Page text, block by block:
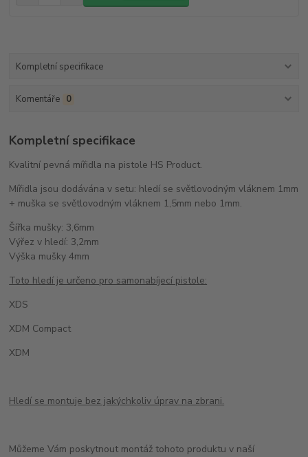
Kompletní specifikace
Komentáře 0
Kompletní specifikace
Kvalitní pevná mířidla na pistole HS Product.
Mířidla jsou dodávána v setu: hledí se světlovodným vláknem 1mm
+ muška se světlovodným vláknem 1,5mm nebo 1mm.
Šířka mušky: 3,6mm
Výřez v hledí: 3,2mm
Výška mušky 4mm
Toto hledí je určeno pro samonabíjecí pistole:
XDS
XDM Compact
XDM
Hledí se montuje bez jakýchkoliv úprav na zbrani.
Můžeme Vám poskytnout montáž tohoto produktu v naší